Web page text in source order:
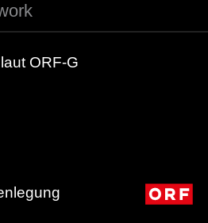
Richard Wagner/1813 - 1883
Steuermann und
ORF-G